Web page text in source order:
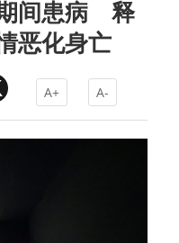
间患病 释
恶化身亡
A+ A-